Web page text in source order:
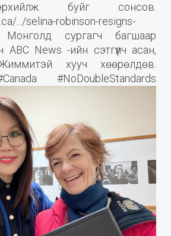
буйг сонсов.
.../selina-robinson-resigns-
сургагч багшаар
News -ийн сэтгүүлч асан,
хууч хөөрөлдөв.
#NoDoubleStandards